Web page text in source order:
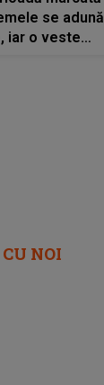
se adună
iar o veste
NOI